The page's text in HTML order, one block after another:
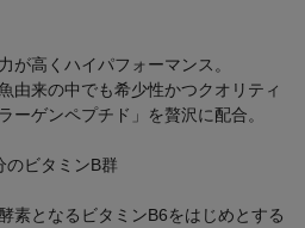
が高くハイパフォーマンス。
由来の中でも希少性かつクオリティ
ーゲンペプチド」を贅沢に配合。
のビタミンB群
素となるビタミンB6をはじめとする